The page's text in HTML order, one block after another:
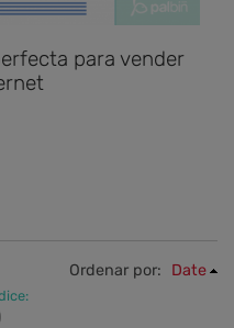
para vender
Ordenar por: Date